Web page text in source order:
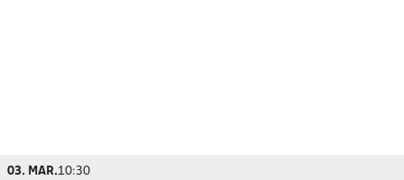
03. MAR.10:30